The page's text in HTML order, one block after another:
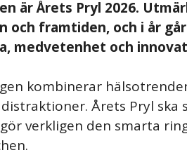
är Årets Pryl 2026.
och framtiden, och i år
medvetenhet och
kombinerar
Årets Pryl ska
verkligen den smarta